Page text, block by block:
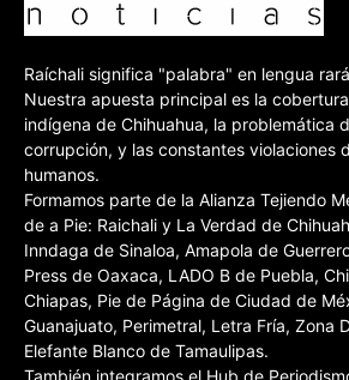
Raíchali significa "palabra" en lengua
Nuestra apuesta principal es la
indígena de Chihuahua, la problemática
corrupción, y las constantes violaciones
humanos.
Formamos parte de la Alianza Tejiendo
de a Pie: Raichali y La Verdad de
Inndaga de Sinaloa, Amapola de
Press de Oaxaca, LADO B de Puebla,
Chiapas, Pie de Página de Ciudad de
Guanajuato, Perimetral, Letra Fría, Zona
Elefante Blanco de Tamaulipas.
También integramos el Hub de